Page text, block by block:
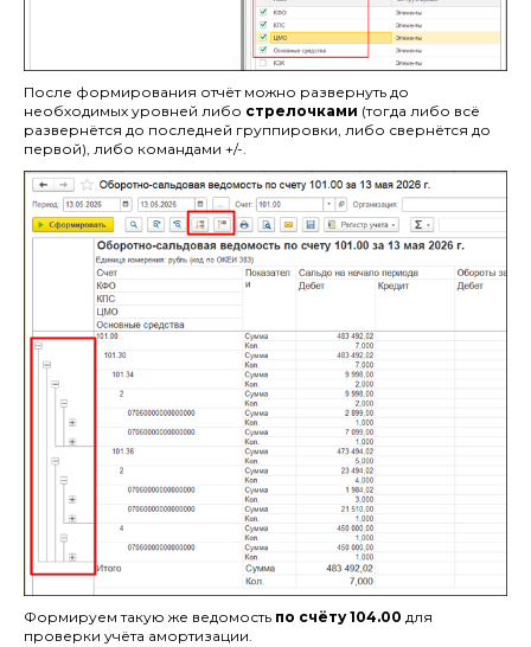
После формирования отчёт можно развернуть до
необходимых уровней либо стрелочками (тогда либо всё
развернётся до последней группировки, либо свернётся до
первой), либо командами +/-.
Формируем такую же ведомость по счёту 104.00 для
проверки учёта амортизации.